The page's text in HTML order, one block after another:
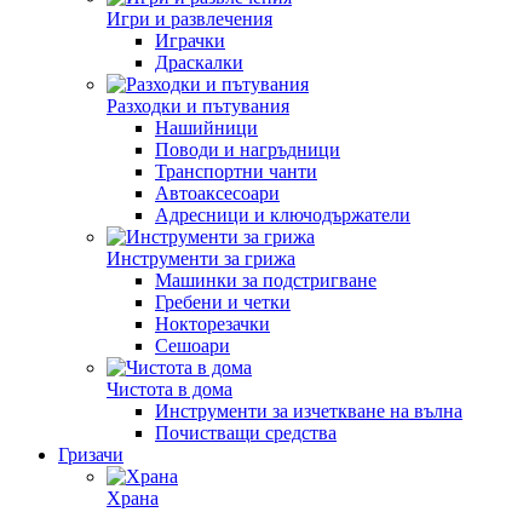
Игри и развлечения
Играчки
Драскалки
Разходки и пътувания
Нашийници
Поводи и нагръдници
Транспортни чанти
Автоаксесоари
Адресници и ключодържатели
Инструменти за грижа
Машинки за подстригване
Гребени и четки
Нокторезачки
Сешоари
Чистота в дома
Инструменти за изчеткване на вълна
Почистващи средства
Гризачи
Храна